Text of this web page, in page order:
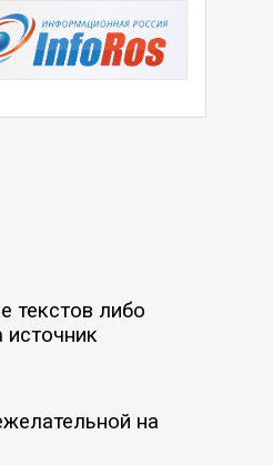
текстов либо
источник
на